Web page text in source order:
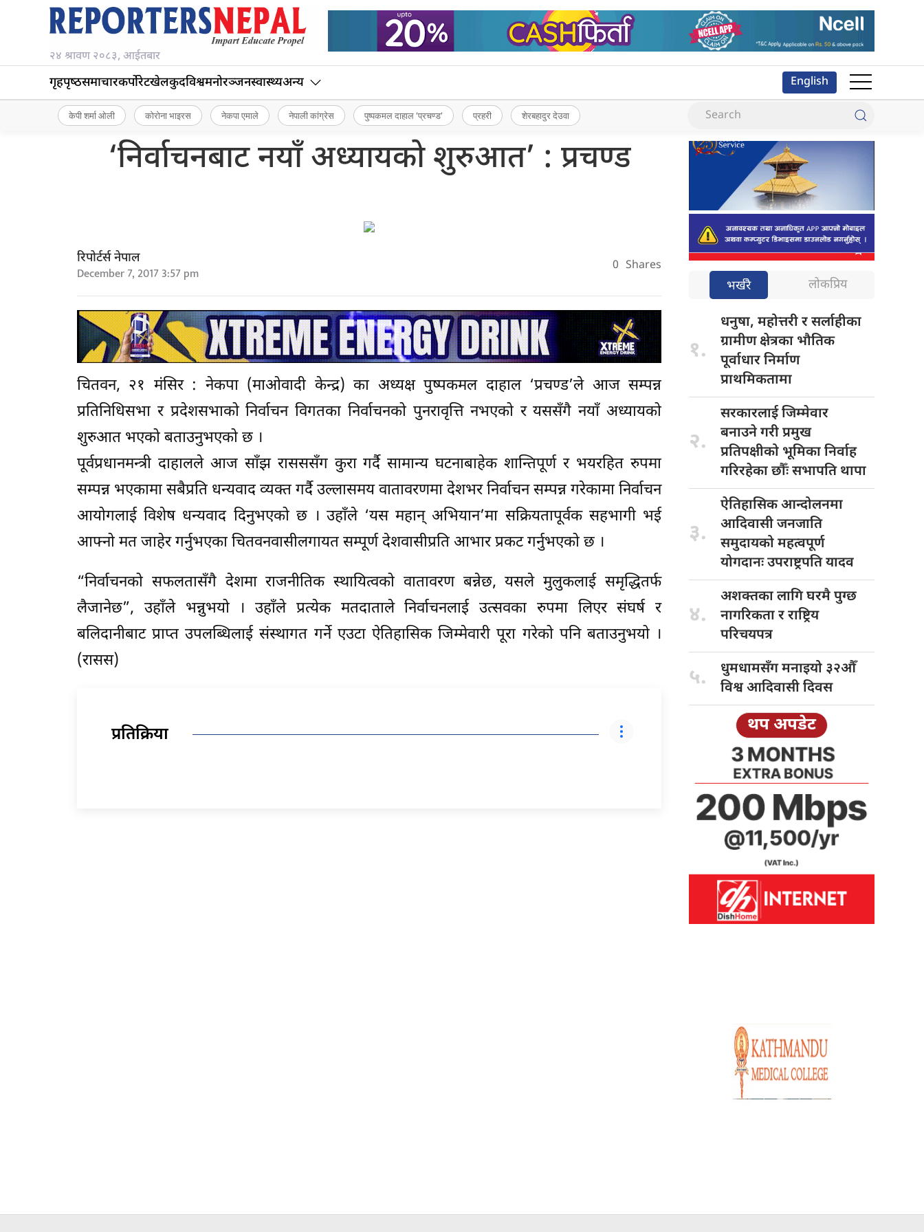
२४ श्रावण २०८३, आईतबार
गृहपृष्‍ठसमाचारकर्पोरेटखेलकुदविश्वमनोरञ्जनस्वास्थ्यअन्य English
केपी शर्मा ओली कोरोना भाइरस नेकपा एमाले नेपाली कांग्रेस पुष्पकमल दाहाल ‘प्रचण्ड’ प्रहरी शेरबहादुर देउवा
‘निर्वाचनबाट नयाँ अध्यायको शुरुआत’ : प्रचण्ड
रिपोर्टर्स नेपाल
December 7, 2017 3:57 pm 0 Shares
चितवन, २१ मंसिर : नेकपा (माओवादी केन्द्र) का अध्यक्ष पुष्पकमल दाहाल ‘प्रचण्ड’ले आज सम्पन्न
प्रतिनिधिसभा र प्रदेशसभाको निर्वाचन विगतका निर्वाचनको पुनरावृत्ति नभएको र यससँगै नयाँ अध्यायको
शुरुआत भएको बताउनुभएको छ ।
पूर्वप्रधानमन्त्री दाहालले आज साँझ रासससँग कुरा गर्दै सामान्य घटनाबाहेक शान्तिपूर्ण र भयरहित रुपमा
सम्पन्न भएकामा सबैप्रति धन्यवाद व्यक्त गर्दै उल्लासमय वातावरणमा देशभर निर्वाचन सम्पन्न गरेकामा निर्वाचन
आयोगलाई विशेष धन्यवाद दिनुभएको छ । उहाँले ‘यस महान् अभियान’मा सक्रियतापूर्वक सहभागी भई
आफ्नो मत जाहेर गर्नुभएका चितवनवासीलगायत सम्पूर्ण देशवासीप्रति आभार प्रकट गर्नुभएको छ ।
“निर्वाचनको सफलतासँगै देशमा राजनीतिक स्थायित्वको वातावरण बन्नेछ, यसले मुलुकलाई समृद्धितर्फ
लैजानेछ”, उहाँले भन्नुभयो । उहाँले प्रत्येक मतदाताले निर्वाचनलाई उत्सवका रुपमा लिएर संघर्ष र
बलिदानीबाट प्राप्त उपलब्धिलाई संस्थागत गर्ने एउटा ऐतिहासिक जिम्मेवारी पूरा गरेको पनि बताउनुभयो ।
(रासस)
प्रतिक्रिया
भर्खरै लोकप्रिय
१.
धनुषा, महोत्तरीर सर्लाहीका
ग्रामीण क्षेत्रका भौतिक
पूर्वाधार निर्माण
प्राथमिकतामा
२.
सरकारलाई जिम्मेवार
बनाउने गरी प्रमुख
प्रतिपक्षीको भूमिका निर्वाह
गरिरहेका छौँः सभापति थापा
३.
ऐतिहासिक आन्दोलनमा
आदिवासी जनजाति
समुदायको महत्वपूर्ण
योगदानः उपराष्ट्रपति यादव
४.
अशक्तका लागिघरमै पुग्छ
नागरिकता र राष्ट्रिय
परिचयपत्र
५. धुमधामसँग मनाइयो ३२औँ
विश्व आदिवासी दिवस
थप अपडेट